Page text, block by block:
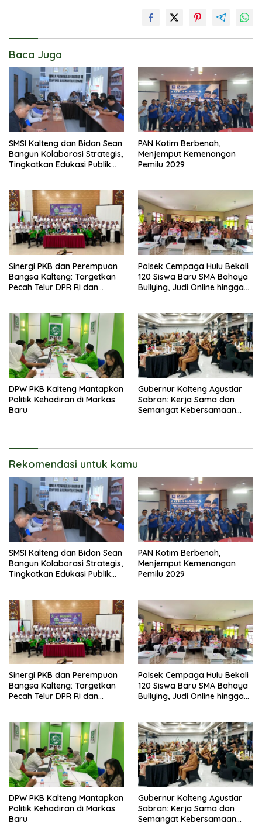
Baca Juga
SMSI Kalteng dan Bidan Sean
Bangun Kolaborasi Strategis,
Tingkatkan Edukasi Publik
PAN Kotim Berbenah,
Menjemput Kemenangan
Pemilu 2029
Sinergi PKB dan Perempuan
Bangsa Kalteng: Targetkan
Pecah Telur DPR RI dan
Polsek Cempaga Hulu Bekali
120 Siswa Baru SMA Bahaya
Bullying, Judi Online hingga
DPW PKB Kalteng Mantapkan
Politik Kehadiran di Markas
Baru
Gubernur Kalteng Agustiar
Sabran: Kerja Sama dan
Semangat Kebersamaan
Rekomendasi untuk kamu
SMSI Kalteng dan Bidan Sean
Bangun Kolaborasi Strategis,
Tingkatkan Edukasi Publik
PAN Kotim Berbenah,
Menjemput Kemenangan
Pemilu 2029
Sinergi PKB dan Perempuan
Bangsa Kalteng: Targetkan
Pecah Telur DPR RI dan
Polsek Cempaga Hulu Bekali
120 Siswa Baru SMA Bahaya
Bullying, Judi Online hingga
DPW PKB Kalteng Mantapkan
Politik Kehadiran di Markas
Baru
Gubernur Kalteng Agustiar
Sabran: Kerja Sama dan
Semangat Kebersamaan